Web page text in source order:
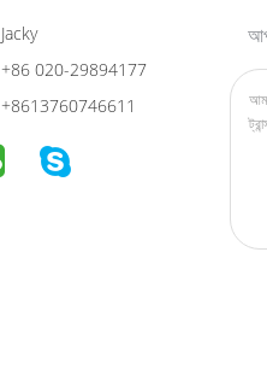
Jacky
+86 020-29894177
+8613760746611